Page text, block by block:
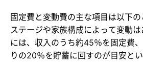
固定費と変動費の主な項目は以下
ステージや家族構成によって変動
には、収入のうち約45％を固定費
りの20％を貯蓄に回すのが目安とい